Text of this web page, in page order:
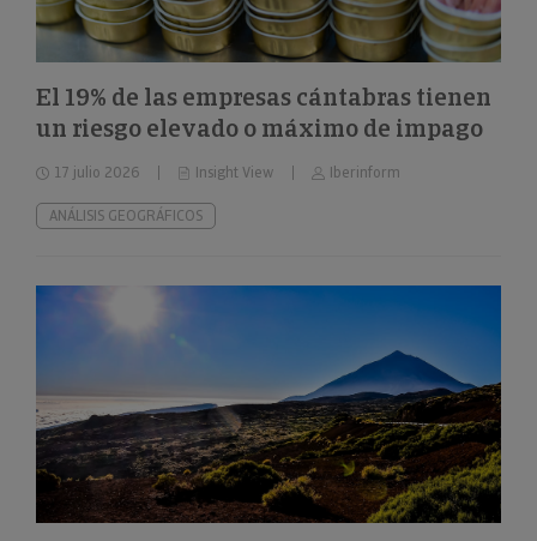
El 19% de las empresas cántabras tienen
un riesgo elevado o máximo de impago
17 julio 2026 Insight View Iberinform
ANÁLISIS GEOGRÁFICOS